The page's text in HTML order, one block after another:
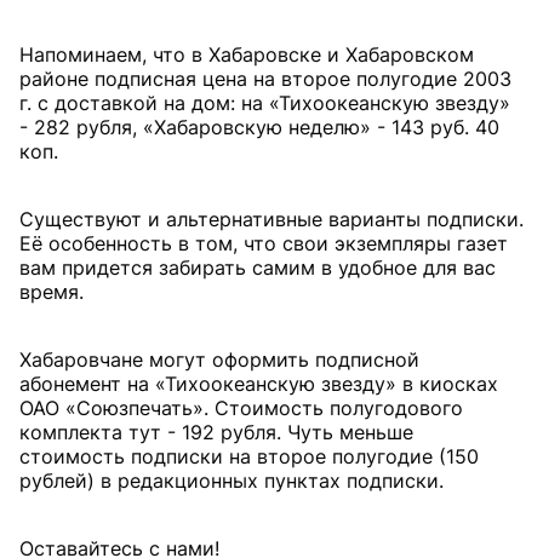
Напоминаем, что в Хабаровске и Хабаровском
районе подписная цена на второе полугодие 2003
г. с доставкой на дом: на «Тихоокеанскую звезду»
- 282 рубля, «Хабаровскую неделю» - 143 руб. 40
коп.
Существуют и альтернативные варианты подписки.
Её особенность в том, что свои экземпляры газет
вам придется забирать самим в удобное для вас
время.
Хабаровчане могут оформить подписной
абонемент на «Тихоокеанскую звезду» в киосках
ОАО «Союзпечать». Стоимость полугодового
комплекта тут - 192 рубля. Чуть меньше
стоимость подписки на второе полугодие (150
рублей) в редакционных пунктах подписки.
Оставайтесь с нами!